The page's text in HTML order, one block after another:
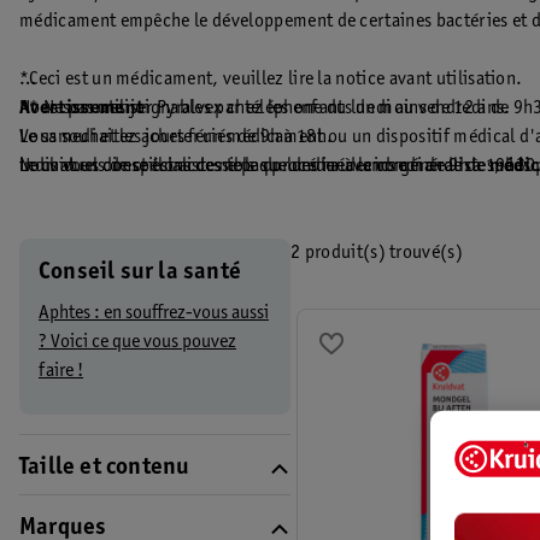
médicament empêche le développement de certaines bactéries et
*Ceci est un médicament, veuillez lire la notice avant utilisation.
** Ne pas utiliser Pyralvex chez les enfants de moins de 12 ans.
Avertissement
Vous souhaitez acheter un médicament ou un dispositif médical
individuels de spécialistes tels que des médecins généralistes,
Appelez notre service clientèle et posez-les à l’un de nos
Nous sommes joignables par téléphone du lundi au vendredi de
Le samedi et les jours fériés de 9h à 18h.
Le chat en direct est accessible du lundi au vendredi de 9h à
Nous vous conseillons de ne pas procéder à la commande de
Conseil sur la santé
Aphtes : en souffrez-vous aussi
? Voici ce que vous pouvez
faire !
Taille et contenu
Marques
2 produit(s) trouvé(s)